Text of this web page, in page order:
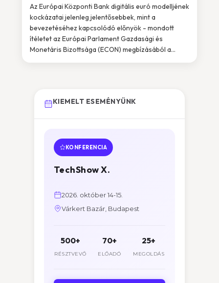
Az Európai Központi Bank digitális euró modelljének
kockázatai jelenleg jelentősebbek, mint a
bevezetéséhez kapcsolódó előnyök - mondott
ítéletet az Európai Parlament Gazdasági és
Monetáris Bizottsága (ECON) megbízásából a...
KIEMELT ESEMÉNYÜNK
KONFERENCIA
TechShow X.
2026. október 14-15.
Várkert Bazár, Budapest
500+
RÉSZTVEVŐ
70+
ELŐADÓ
25+
MEGOLDÁS